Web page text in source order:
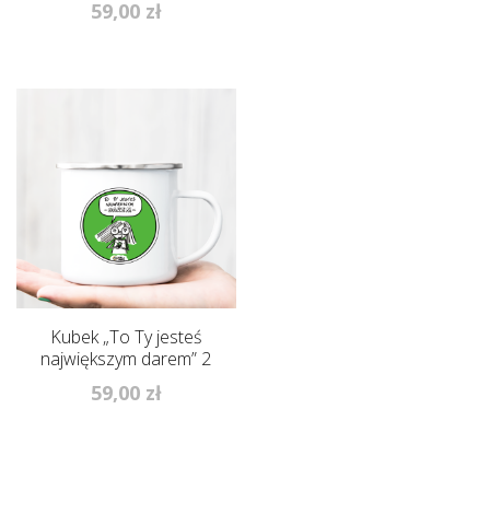
59,00 zł
Kubek „To Ty jesteś
największym darem” 2
59,00 zł